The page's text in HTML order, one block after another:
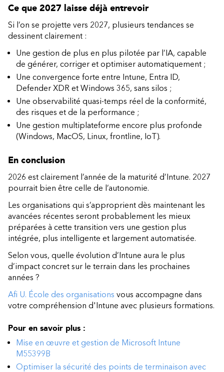
Ce que 2027 laisse déjà entrevoir
Si l’on se projette vers 2027, plusieurs tendances se
dessinent clairement :
Une gestion de plus en plus pilotée par l’IA, capable
de générer, corriger et optimiser automatiquement ;
Une convergence forte entre Intune, Entra ID,
Defender XDR et Windows 365, sans silos ;
Une observabilité quasi-temps réel de la conformité,
des risques et de la performance ;
Une gestion multiplateforme encore plus profonde
(Windows, MacOS, Linux, frontline, IoT).
En conclusion
2026 est clairement l’année de la maturité d’Intune. 2027
pourrait bien être celle de l’autonomie.
Les organisations qui s’approprient dès maintenant les
avancées récentes seront probablement les mieux
préparées à cette transition vers une gestion plus
intégrée, plus intelligente et largement automatisée.
Selon vous, quelle évolution d’Intune aura le plus
d’impact concret sur le terrain dans les prochaines
années ?
Afi U. École des organisations vous accompagne dans
votre compréhension d'Intune avec plusieurs formations.
Pour en savoir plus :
Mise en œuvre et gestion de Microsoft Intune
M55399B
Optimiser la sécurité des points de terminaison avec